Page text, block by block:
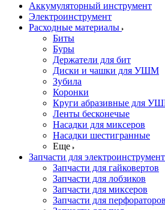
Аккумуляторный инструмент
Электроинструмент
Расходные материалы
Биты
Буры
Держатели для бит
Диски и чашки для УШМ
Зубила
Коронки
Круги абразивные для
Ленты бесконечые
Насадки для миксеров
Насадки шестигранные
Еще
Запчасти для
Запчасти для гайковертов
Запчасти для лобзиков
Запчасти для миксеров
Запчасти для перфораторов